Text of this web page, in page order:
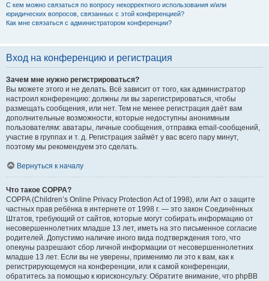
С кем можно связаться по вопросу некорректного использования и/или
юридических вопросов, связанных с этой конференцией?
Как мне связаться с администратором конференции?
Вход на конференцию и регистрация
Зачем мне нужно регистрироваться?
Вы можете этого и не делать. Всё зависит от того, как администратор
настроил конференцию: должны ли вы зарегистрироваться, чтобы
размещать сообщения, или нет. Тем не менее регистрация даёт вам
дополнительные возможности, которые недоступны анонимным
пользователям: аватары, личные сообщения, отправка email-сообщений,
участие в группах и т. д. Регистрация займёт у вас всего пару минут,
поэтому мы рекомендуем это сделать.
Вернуться к началу
Что такое COPPA?
COPPA (Children’s Online Privacy Protection Act of 1998), или Акт о защите
частных прав ребёнка в интернете от 1998 г. — это закон Соединённых
Штатов, требующий от сайтов, которые могут собирать информацию от
несовершеннолетних младше 13 лет, иметь на это письменное согласие
родителей. Допустимо наличие иного вида подтверждения того, что
опекуны разрешают сбор личной информации от несовершеннолетних
младше 13 лет. Если вы не уверены, применимо ли это к вам, как к
регистрирующемуся на конференции, или к самой конференции,
обратитесь за помощью к юрисконсульту. Обратите внимание, что phpBB